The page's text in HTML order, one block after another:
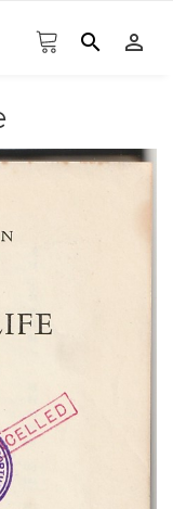
search person_outline